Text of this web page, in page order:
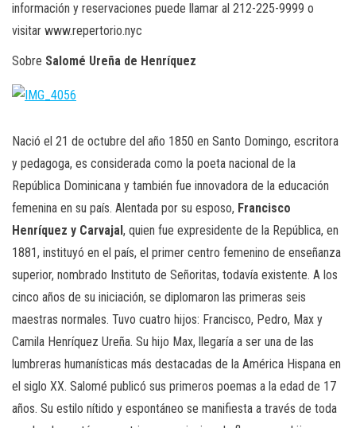
información y reservaciones puede llamar al 212-225-9999 o
visitar www.repertorio.nyc
Sobre Salomé Ureña de Henríquez
Nació el 21 de octubre del año 1850 en Santo Domingo, escritora
y pedagoga, es considerada como la poeta nacional de la
República Dominicana y también fue innovadora de la educación
femenina en su país. Alentada por su esposo, Francisco
Henríquez y Carvajal , quien fue expresidente de la República, en
1881, instituyó en el país, el primer centro femenino de enseñanza
superior, nombrado Instituto de Señoritas, todavía existente. A los
cinco años de su iniciación, se diplomaron las primeras seis
maestras normales. Tuvo cuatro hijos: Francisco, Pedro, Max y
Camila Henríquez Ureña. Su hijo Max, llegaría a ser una de las
lumbreras humanísticas más destacadas de la América Hispana en
el siglo XX. Salomé publicó sus primeros poemas a la edad de 17
años. Su estilo nítido y espontáneo se manifiesta a través de toda